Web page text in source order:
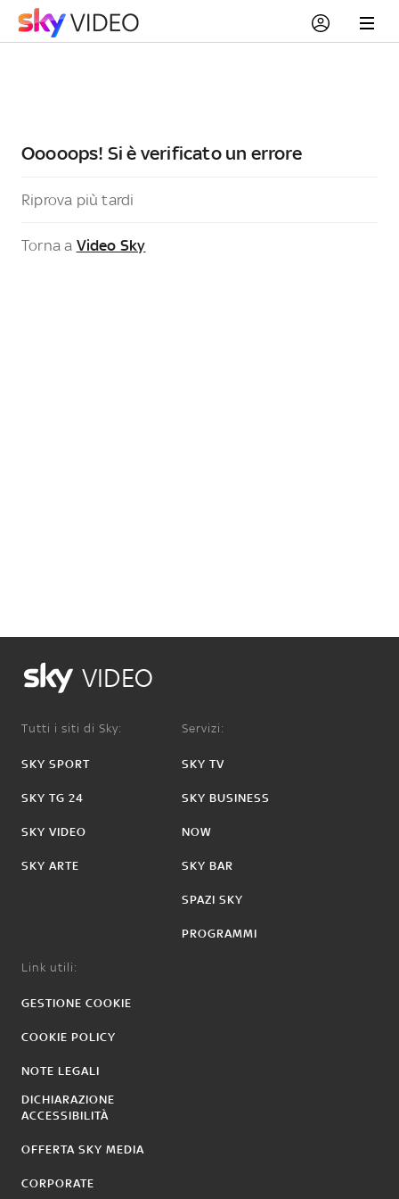
Ooooops! Si è verificato un errore
Riprova più tardi
Torna a Video Sky
VIDEO
Tutti i siti di Sky:
SKY SPORT
SKY TG 24
SKY VIDEO
SKY ARTE
Servizi:
SKY TV
SKY BUSINESS
NOW
SKY BAR
SPAZI SKY
PROGRAMMI
Link utili:
GESTIONE COOKIE
COOKIE POLICY
NOTE LEGALI
DICHIARAZIONE
ACCESSIBILITÀ
OFFERTA SKY MEDIA
CORPORATE